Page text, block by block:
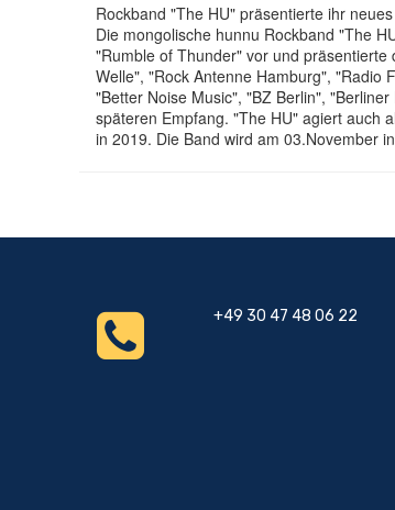
Rockband "The HU" präsentierte ihr
Die mongolische hunnu Rockband "The
"Rumble of Thunder" vor und
Welle", "Rock Antenne Hamburg", "Radio
"Better Noise Music", "BZ Berlin",
späteren Empfang. "The HU" agiert auch
in 2019. Die Band wird am 03.November
+49 30 47 48 06 22